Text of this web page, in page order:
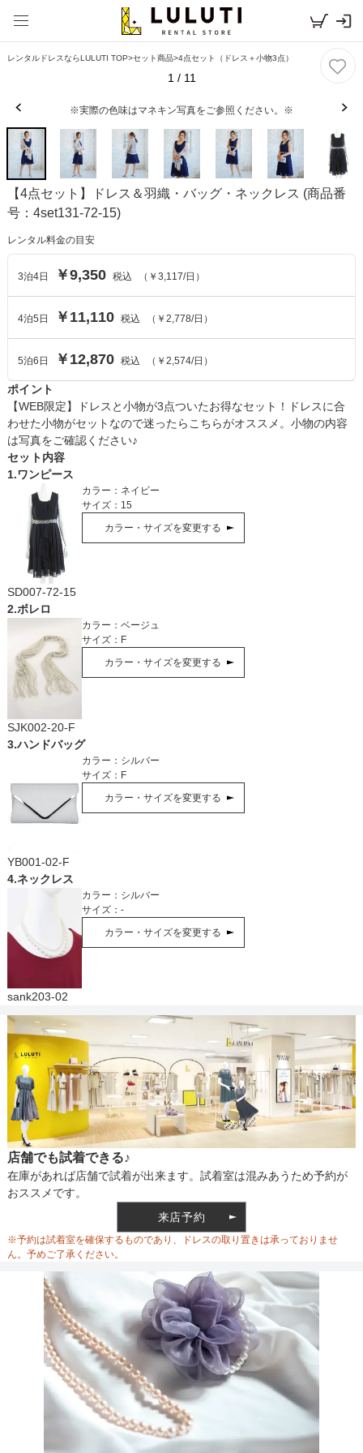
レンタルドレスならLULUTI TOP>セット商品>4点セット（ドレス＋小物3点）
1 / 11
※実際の色味はマネキン写真をご参照ください。※
【4点セット】ドレス＆羽織・バッグ・ネックレス (商品番
号：4set131-72-15)
レンタル料金の目安
3泊4日 ￥9,350 税込 （ ￥3,117/日）
4泊5 日 ￥11,110 税込 （ ￥2,778/日）
5泊6 日 ￥12,870 税込 （ ￥2,574/日）
ポイント
【WEB限定】ドレスと小物が3点ついたお得なセット！ドレスに合
わせた小物がセットなので迷ったらこちらがオススメ。小物の内容
は写真をご確認ください♪
セット内容
1.ワンピース
カラー： ネイビー
サイズ： 15
カラー・サイズを変更する
SD007-72-15
2.ボレロ
カラー： ベージュ
サイズ： F
カラー・サイズを変更する
SJK002-20-F
3.ハンドバッグ
カラー： シルバー
サイズ： F
カラー・サイズを変更する
YB001-02-F
4.ネックレス
カラー： シルバー
サイズ： -
カラー・サイズを変更する
sank203-02
店舗でも試着できる♪
在庫があれば店舗で試着が出来ます。試着室は混みあうため予約が
おススメです。
来店予約
※予約は試着室を確保するものであり、ドレスの取り置きは承っておりませ
ん。予めご了承ください。